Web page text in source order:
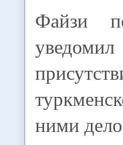
Файзи
ними